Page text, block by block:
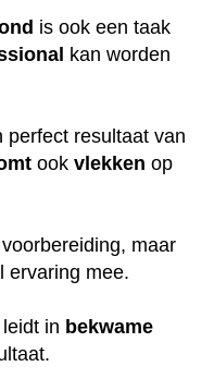
is ook een taak
kan worden
perfect resultaat van
ook vlekken op
maar
ervaring mee.
in bekwame